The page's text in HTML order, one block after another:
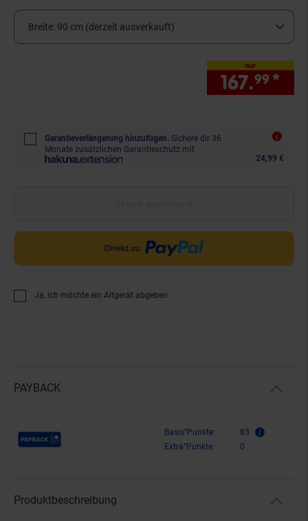
Breite: 90 cm (derzeit ausverkauft)
nur
167.99 *
Garantieverlängerung hinzufügen. Sichere dir 36
Monate zusätzlichen Garantieschutz mit
24,99 €
Ja, ich möchte ein Altgerät abgeben.
PAYBACK
Payback Punkte Basis°Punkte:
83
Extra°Punkte:
0
Produktbeschreibung